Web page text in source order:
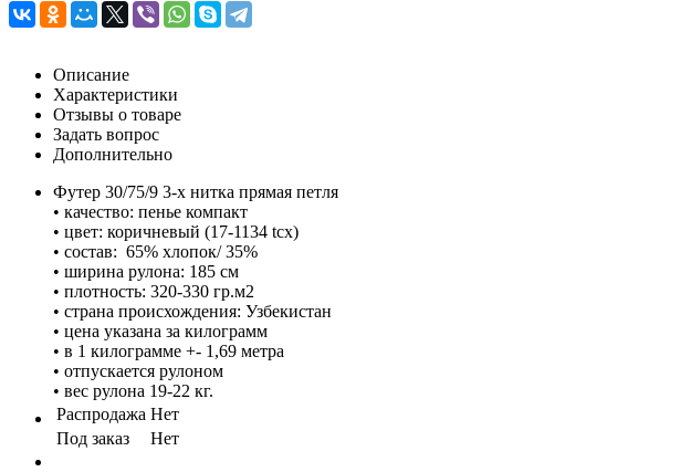
Описание
Характеристики
Отзывы о товаре
Задать вопрос
Дополнительно
Футер 30/75/9 3-х нитка прямая петля
• качество: пенье компакт
• цвет: коричневый (17-1134 tcx)
• состав: 65% хлопок/ 35%
• ширина рулона: 185 см
• плотность: 320-330 гр.м2
• страна происхождения: Узбекистан
• цена указана за килограмм
• в 1 килограмме +- 1,69 метра
• отпускается рулоном
• вес рулона 19-22 кг.
Распродажа Нет
Под заказ
Нет